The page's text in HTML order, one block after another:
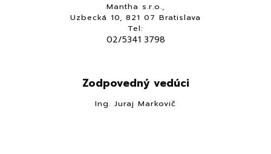
Mantha s.r.o.,
Uzbecká 10, 821 07 Bratislava
Tel:
02/5341 3798
Zodpovedný vedúci
Ing. Juraj Markovič